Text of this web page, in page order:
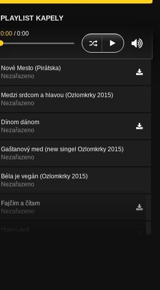
PLAYLIST KAPELY
0:00 /0:00
Nové Mesto (Pirátska)
Nezařazeno
Medzi srdcom a hlavou (Ozlomkrky 2015)
Nezařazeno
Dínom dánom
Nezařazeno
Gaštanový med (new singel Ozlomkrky 2015)
Nezařazeno
Béla je vegán (Ozlomkrky 2015)
Nezařazeno
Fajčím a čítam
Nezařazeno
Dobrý deň